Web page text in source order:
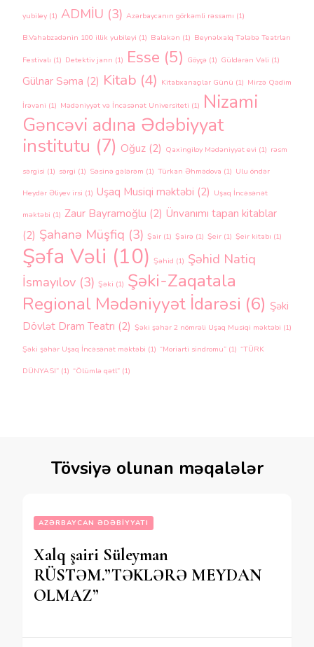
yubiley (1) ADMİU (3) Azərbaycanın görkəmli rəssamı (1)
B.Vahabzadənin 100 illik yubileyi (1) Balakən (1) Beynəlxalq Tələbə Teatrları
Festivalı (1) Detektiv janrı (1) Esse (5) Göyçə (1) Güldərən Vəli (1)
Gülnar Səma (2) Kitab (4) Kitabxanaçılar Günü (1) Mirzə Qədim
İrəvani (1) Mədəniyyət və İncəsənət Universiteti (1) Nizami
Gəncəvi adına Ədəbiyyat
institutu (7) Oğuz (2) Qaxingiloy Mədəniyyət evi (1) rəsm
sərgisi (1) sərgi (1) Səsinə gələrəm (1) Türkan Əhmədova (1) Ulu öndər
Heydər Əliyev irsi (1) Uşaq Musiqi məktəbi (2) Uşaq İncəsənət
məktəbi (1) Zaur Bayramoğlu (2) Ünvanımı tapan kitablar
(2) Şahanə Müşfiq (3) Şair (1) Şairə (1) Şeir (1) Şeir kitabı (1)
Şəfa Vəli (10) Şəhid (1) Şəhid Natiq
İsmayılov (3) Şəki (1) Şəki-Zaqatala
Regional Mədəniyyət İdarəsi (6) Şəki
Dövlət Dram Teatrı (2) Şəki şəhər 2 nömrəli Uşaq Musiqi məktəbi (1)
Şəki şəhər Uşaq İncəsənət məktəbi (1) “Moriarti sindromu” (1) “TÜRK
DÜNYASI” (1) “Ölümlə qətl” (1)
Tövsiyə olunan məqalələr
AZƏRBAYCAN ƏDƏBIYYATI
Xalq şairi Süleyman
RÜSTƏM.”TƏKLƏRƏ MEYDAN
OLMAZ”